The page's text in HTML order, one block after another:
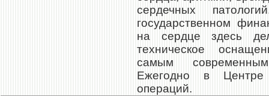
сердечных
государственном
на сердце здесь
техническое
самым
Ежегодно в Центре
операций.